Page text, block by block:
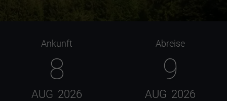
Ankunft
8
AUG 2026
Abreise
9
AUG 2026